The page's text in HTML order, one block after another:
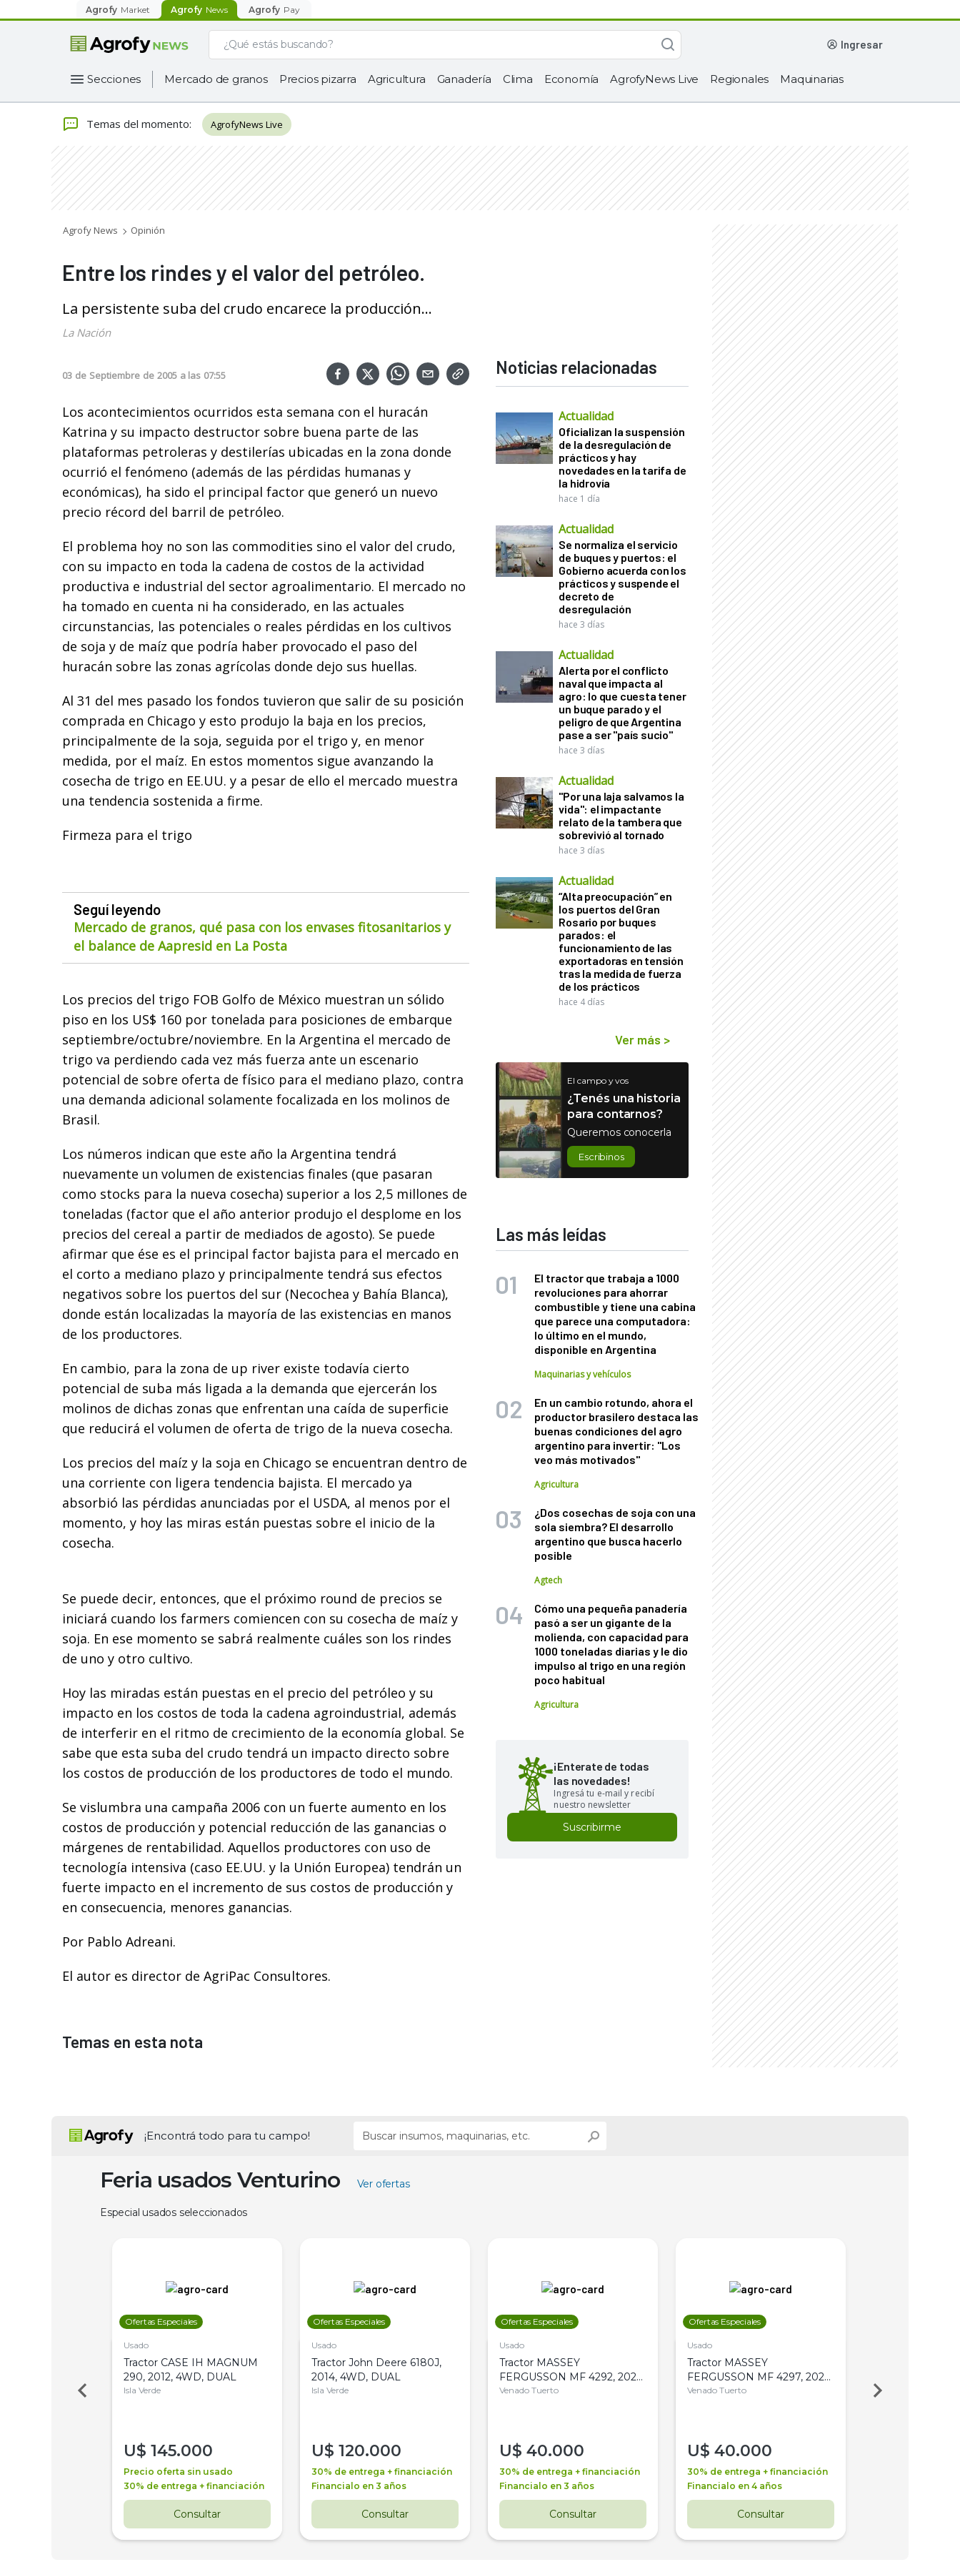
Agrofy Market Agrofy News Agrofy Pay
ingresar
Secciones Mercado de granos Precios pizarra Agricultura Ganadería Clima Economía AgrofyNews Live Regionales Maquinarias
Temas del momento: AgrofyNews Live
Agrofy News Opinión
Entre los rindes y el valor del petróleo.
La persistente suba del crudo encarece la producción...
La Nación
03 de Septiembre de 2005 a las 07:55
Los acontecimientos ocurridos esta semana con el huracán
Katrina y su impacto destructor sobre buena parte de las
plataformas petroleras y destilerías ubicadas en la zona donde
ocurrió el fenómeno (además de las pérdidas humanas y
económicas), ha sido el principal factor que generó un nuevo
precio récord del barril de petróleo.
El problema hoy no son las commodities sino el valor del crudo,
con su impacto en toda la cadena de costos de la actividad
productiva e industrial del sector agroalimentario. El mercado no
ha tomado en cuenta ni ha considerado, en las actuales
circunstancias, las potenciales o reales pérdidas en los cultivos
de soja y de maíz que podría haber provocado el paso del
huracán sobre las zonas agrícolas donde dejo sus huellas.
Al 31 del mes pasado los fondos tuvieron que salir de su posición
comprada en Chicago y esto produjo la baja en los precios,
principalmente de la soja, seguida por el trigo y, en menor
medida, por el maíz. En estos momentos sigue avanzando la
cosecha de trigo en EE.UU. y a pesar de ello el mercado muestra
una tendencia sostenida a firme.
Firmeza para el trigo
Seguí leyendo
Mercado de granos, qué pasa con los envases fitosanitarios y
el balance de Aapresid en La Posta
Los precios del trigo FOB Golfo de México muestran un sólido
piso en los US$ 160 por tonelada para posiciones de embarque
septiembre/octubre/noviembre. En la Argentina el mercado de
trigo va perdiendo cada vez más fuerza ante un escenario
potencial de sobre oferta de físico para el mediano plazo, contra
una demanda adicional solamente focalizada en los molinos de
Brasil.
Los números indican que este año la Argentina tendrá
nuevamente un volumen de existencias finales (que pasaran
como stocks para la nueva cosecha) superior a los 2,5 millones de
toneladas (factor que el año anterior produjo el desplome en los
precios del cereal a partir de mediados de agosto). Se puede
afirmar que ése es el principal factor bajista para el mercado en
el corto a mediano plazo y principalmente tendrá sus efectos
negativos sobre los puertos del sur (Necochea y Bahía Blanca),
donde están localizadas la mayoría de las existencias en manos
de los productores.
En cambio, para la zona de up river existe todavía cierto
potencial de suba más ligada a la demanda que ejercerán los
molinos de dichas zonas que enfrentan una caída de superficie
que reducirá el volumen de oferta de trigo de la nueva cosecha.
Los precios del maíz y la soja en Chicago se encuentran dentro de
una corriente con ligera tendencia bajista. El mercado ya
absorbió las pérdidas anunciadas por el USDA, al menos por el
momento, y hoy las miras están puestas sobre el inicio de la
cosecha.
Se puede decir, entonces, que el próximo round de precios se
iniciará cuando los farmers comiencen con su cosecha de maíz y
soja. En ese momento se sabrá realmente cuáles son los rindes
de uno y otro cultivo.
Hoy las miradas están puestas en el precio del petróleo y su
impacto en los costos de toda la cadena agroindustrial, además
de interferir en el ritmo de crecimiento de la economía global. Se
sabe que esta suba del crudo tendrá un impacto directo sobre
los costos de producción de los productores de todo el mundo.
Se vislumbra una campaña 2006 con un fuerte aumento en los
costos de producción y potencial reducción de las ganancias o
márgenes de rentabilidad. Aquellos productores con uso de
tecnología intensiva (caso EE.UU. y la Unión Europea) tendrán un
fuerte impacto en el incremento de sus costos de producción y
en consecuencia, menores ganancias.
Por Pablo Adreani.
El autor es director de AgriPac Consultores.
Noticias relacionadas
Actualidad
Oficializan la suspensión
de la desregulación de
prácticos y hay
novedades en la tarifa de
la hidrovía
hace 1 día
Actualidad
Se normaliza el servicio
de buques y puertos: el
Gobierno acuerda con los
prácticos y suspende el
decreto de
desregulación
hace 3 días
Actualidad
Alerta por el conflicto
naval que impacta al
agro: lo que cuesta tener
un buque parado y el
peligro de que Argentina
pase a ser "país sucio"
hace 3 días
Actualidad
"Por una laja salvamos la
vida": el impactante
relato de la tambera que
sobrevivió al tornado
hace 3 días
Actualidad
“Alta preocupación” en
los puertos del Gran
Rosario por buques
parados: el
funcionamiento de las
exportadoras en tensión
tras la medida de fuerza
de los prácticos
hace 4 días
Ver más >
El campo y vos
¿Tenés una historia
para contarnos?
Queremos conocerla
Escribinos
Las más leídas
El tractor que trabaja a 1000
revoluciones para ahorrar
combustible y tiene una cabina
que parece una computadora:
lo último en el mundo,
disponible en Argentina
Maquinarias y vehículos
En un cambio rotundo, ahora el
productor brasilero destaca las
buenas condiciones del agro
argentino para invertir: "Los
veo más motivados"
Agricultura
¿Dos cosechas de soja con una
sola siembra? El desarrollo
argentino que busca hacerlo
posible
Agtech
Cómo una pequeña panadería
pasó a ser un gigante de la
molienda, con capacidad para
1000 toneladas diarias y le dio
impulso al trigo en una región
poco habitual
Agricultura
¡Enterate de todas
las novedades!
Ingresá tu e-mail y recibí
nuestro newsletter
Suscribirme
Temas en esta nota
¡Encontrá todo para tu campo!
Feria usados Venturino Ver ofertas
Especial usados seleccionados
Ofertas Especiales
Usado
Tractor CASE IH MAGNUM
290, 2012, 4WD, DUAL
Isla Verde
U$ 145.000
Precio oferta sin usado
30% de entrega + financiación
Consultar
Ofertas Especiales
Usado
Tractor John Deere 6180J,
2014, 4WD, DUAL
Isla Verde
U$ 120.000
30% de entrega + financiación
Financialo en 3 años
Consultar
Ofertas Especiales
Usado
Tractor MASSEY
FERGUSSON MF 4292, 2020,
4WD, PATON
Venado Tuerto
U$ 40.000
30% de entrega + financiación
Financialo en 3 años
Consultar
Ofertas Especiales
Usado
Tractor MASSEY
FERGUSSON MF 4297, 2020,
4WD, PATON
Venado Tuerto
U$ 40.000
30% de entrega + financiación
Financialo en 4 años
Consultar
Venado Tuerto